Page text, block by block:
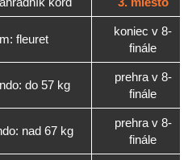
fleuret
koniec v 8-
finále
do 57 kg
prehra v 8-
finále
nad 67 kg
prehra v 8-
finále